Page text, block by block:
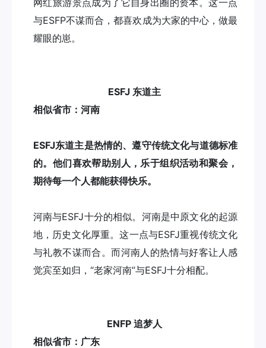
与ESFP不谋而合，都喜欢成为大家的中心，做最
耀眼的崽。
ESFJ 东道主
相似省市：河南
ESFJ东道主是热情的、遵守传统文化与道德标准
的。他们喜欢帮助别人，乐于组织活动和聚会，
期待每一个人都能获得快乐。
河南与ESFJ十分的相似。河南是中原文化的起源
地，历史文化厚重。这一点与ESFJ重视传统文化
与礼教不谋而合。而河南人的热情与好客让人感
觉宾至如归，“老家河南”与ESFJ十分相配。
ENFP 追梦人
相似省市：广东